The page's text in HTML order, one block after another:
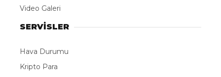
Video Galeri
SERVİSLER
Hava Durumu
Kripto Para